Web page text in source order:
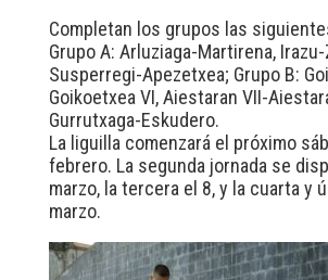
Completan los grupos las
Grupo A: Arluziaga-Martirena,
Susperregi-Apezetxea; Grupo B:
Goikoetxea VI, Aiestaran VII-
Gurrutxaga-Eskudero.
La liguilla comenzará el próximo
febrero. La segunda jornada se
marzo, la tercera el 8, y la cuarta y
marzo.